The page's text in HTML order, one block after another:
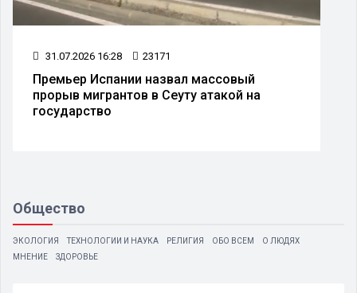
31.07.2026 16:28 23171
Премьер Испании назвал массовый
прорыв мигрантов в Сеуту атакой на
государство
Общество
ЭКОЛОГИЯ ТЕХНОЛОГИИ И НАУКА РЕЛИГИЯ ОБО ВСЕМ
О ЛЮДЯХ
МНЕНИЕ
ЗДОРОВЬЕ